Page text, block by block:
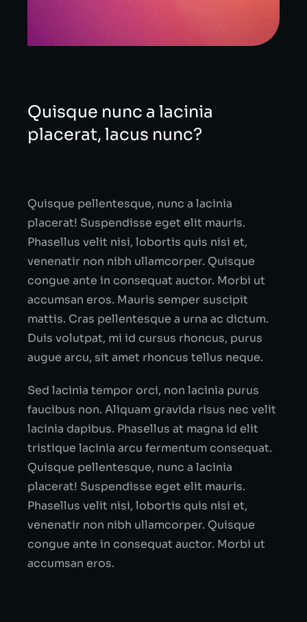
Quisque nunc a lacinia
placerat, lacus nunc?
Quisque pellentesque, nunc a lacinia
placerat! Suspendisse eget elit mauris.
Phasellus velit nisi, lobortis quis nisi et,
venenatir non nibh ullamcorper. Quisque
congue ante in consequat auctor. Morbi ut
accumsan eros. Mauris semper suscipit
mattis. Cras pellentesque a urna ac dictum.
Duis volutpat, mi id cursus rhoncus, purus
augue arcu, sit amet rhoncus tellus neque.
Sed lacinia tempor orci, non lacinia purus
faucibus non. Aliquam gravida risus nec velit
lacinia dapibus. Phasellus at magna id elit
tristique lacinia arcu fermentum consequat.
Quisque pellentesque, nunc a lacinia
placerat! Suspendisse eget elit mauris.
Phasellus velit nisi, lobortis quis nisi et,
venenatir non nibh ullamcorper. Quisque
congue ante in consequat auctor. Morbi ut
accumsan eros.